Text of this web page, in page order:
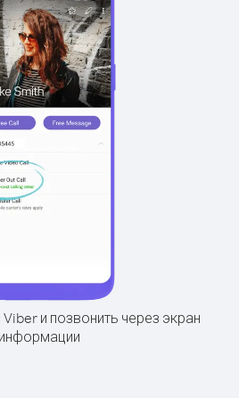
и позвонить через экран
информации